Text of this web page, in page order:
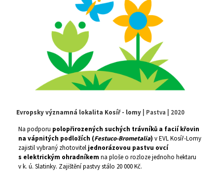
Evropsky významná lokalita Kosíř - lomy | Pastva | 2020
Na podporu polopřirozených suchých trávníků a facií křovin
na vápnitých podložích (Festuco-Brometalia) v EVL Kosíř-Lomy
zajistil vybraný zhotovitel jednorázovou pastvu ovcí
s elektrickým ohradníkem na ploše o rozloze jednoho hektaru
v k. ú. Slatinky. Zajištění pastvy stálo 20 000 Kč.